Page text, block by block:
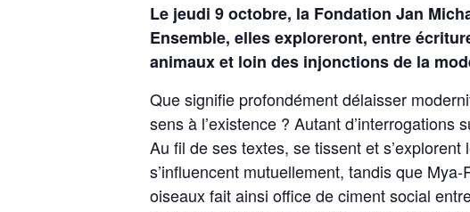
Le jeudi 9 octobre, la Fondation Jan
Ensemble, elles exploreront, entre
animaux et loin des injonctions de la
Que signifie profondément délaisser
sens à l’existence ? Autant
Au fil de ses textes, se tissent et
s’influencent mutuellement, tandis que
oiseaux fait ainsi office de ciment social